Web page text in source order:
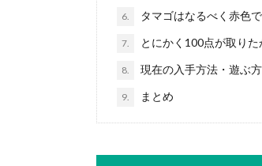
6. タマゴはなるべく赤色で
7. とにかく100点が取りた
8. 現在の入手方法・遊ぶ
9. まとめ